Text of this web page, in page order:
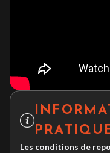
Les conditions de